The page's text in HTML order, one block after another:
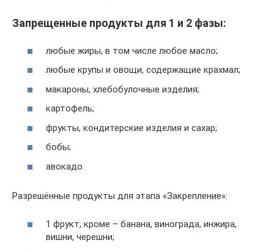
Запрещенные продукты для 1 и 2 фазы:
любые жиры, в том числе любое масло;
любые крупы и овощи, содержащие крахмал;
макароны, хлебобулочные изделия;
картофель;
фрукты, кондитерские изделия и сахар;
бобы;
авокадо.
Разрешённые продукты для этапа «Закрепление»:
1 фрукт, кроме – банана, винограда, инжира,
вишни, черешни;